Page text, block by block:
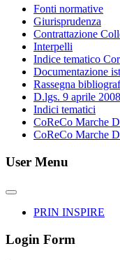
Fonti normative
Giurisprudenza
Contrattazione
Interpelli
Indice tematico
Documentazione
Rassegna
D.lgs. 9 aprile
Indici tematici
CoReCo Marche
CoReCo Marche
User Menu
PRIN INSPIRE
Login Form